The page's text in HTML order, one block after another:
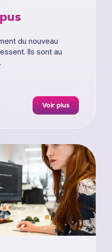
du nouveau
Ils sont au
Voir plus